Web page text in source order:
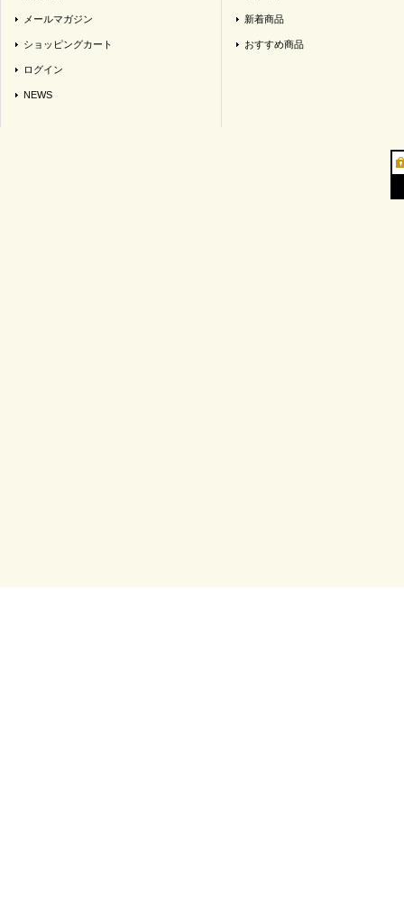
メールマガジン
ショッピングカート
ログイン
NEWS
新着商品
おすすめ商品